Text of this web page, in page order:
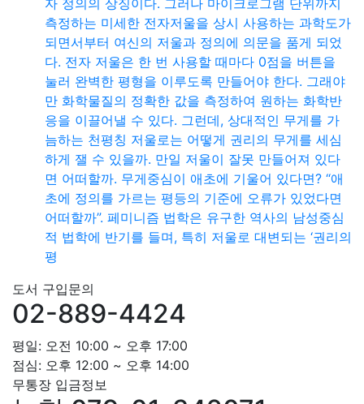
측정하는 미세한 전자저울을 상시 사용하는 과학도가
되면서부터 여신의 저울과 정의에 의문을 품게 되었
다. 전자 저울은 한 번 사용할 때마다 0점을 버튼을
눌러 완벽한 평형을 이루도록 만들어야 한다. 그래야
만 화학물질의 정확한 값을 측정하여 원하는 화학반
응을 이끌어낼 수 있다. 그런데, 상대적인 무게를 가
늠하는 천평칭 저울로는 어떻게 권리의 무게를 세심
하게 잴 수 있을까. 만일 저울이 잘못 만들어져 있다
면 어떠할까. 무게중심이 애초에 기울어 있다면? “애
초에 정의를 가르는 평등의 기준에 오류가 있었다면
어떠할까”. 페미니즘 법학은 유구한 역사의 남성중심
적 법학에 반기를 들며, 특히 저울로 대변되는 ‘권리의
평
도서 구입문의
02-889-4424
평일: 오전 10:00 ~ 오후 17:00
점심: 오후 12:00 ~ 오후 14:00
무통장 입금정보